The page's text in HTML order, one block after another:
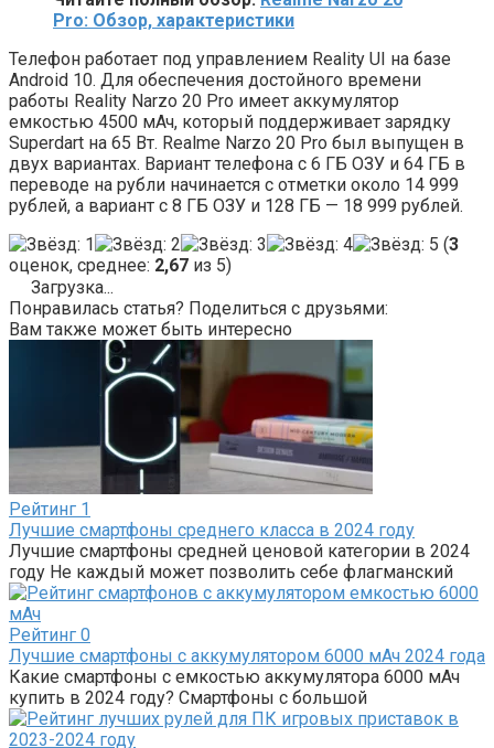
Pro: Обзор, характеристики
Телефон работает под управлением Reality UI на базе
Android 10. Для обеспечения достойного времени
работы Reality Narzo 20 Pro имеет аккумулятор
емкостью 4500 мАч, который поддерживает зарядку
Superdart на 65 Вт. Realme Narzo 20 Pro был выпущен в
двух вариантах. Вариант телефона с 6 ГБ ОЗУ и 64 ГБ в
переводе на рубли начинается с отметки около 14 999
рублей, а вариант с 8 ГБ ОЗУ и 128 ГБ — 18 999 рублей.
(3
оценок, среднее: 2,67 из 5)
Загрузка...
Понравилась статья? Поделиться с друзьями:
Вам также может быть интересно
Рейтинг 1
Лучшие смартфоны среднего класса в 2024 году
Лучшие смартфоны средней ценовой категории в 2024
году Не каждый может позволить себе флагманский
Рейтинг 0
Лучшие смартфоны с аккумулятором 6000 мАч 2024 года
Какие смартфоны с емкостью аккумулятора 6000 мАч
купить в 2024 году? Смартфоны с большой